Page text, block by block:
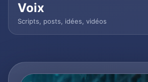
Voix
Scripts, posts, idées, vidéos